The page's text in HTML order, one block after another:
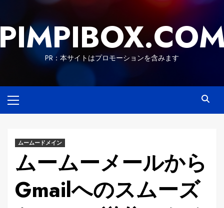
content
PR：本サイトはプロモーションを含みます
Menu
ムームードメイン
ムームーメールから
Gmailへのスムーズ